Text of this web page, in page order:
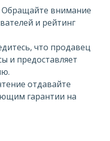
внимание
и рейтинг
что продавец
и предоставляет
отдавайте
гарантии на